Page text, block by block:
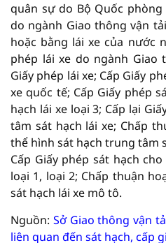
quân sự do Bộ Quốc
do ngành Giao thông vận
hoặc bằng lái xe của nước
phép lái xe do ngành Giao
Giấy phép lái xe; Cấp Giấy
xe quốc tế; Cấp Giấy phép
hạch lái xe loại 3; Cấp lại
tâm sát hạch lái xe; Chấp
thể hình sát hạch trung tâm
Cấp Giấy phép sát hạch
loại 1, loại 2; Chấp thuận
sát hạch lái xe mô tô.
Nguồn: Sở Giao thông vận
liên quan đến sát hạch, cấp